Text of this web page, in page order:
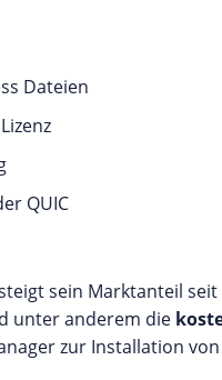
Dateien
QUIC
sein Marktanteil
unter anderem die
zur Installation von